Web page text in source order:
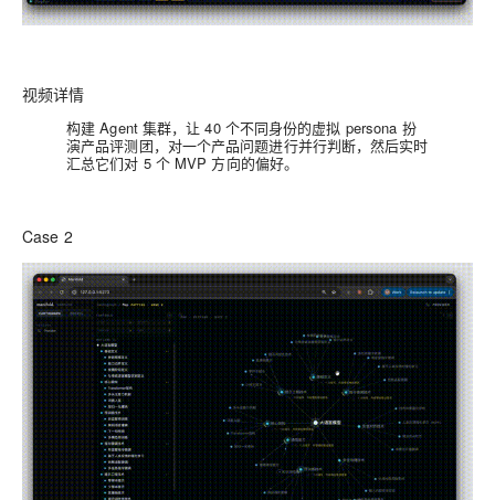
视频详情
构建 Agent 集群，让 40 个不同身份的虚拟 persona 扮
演产品评测团，对一个产品问题进行并行判断，然后实时
汇总它们对 5 个 MVP 方向的偏好。
Case 2